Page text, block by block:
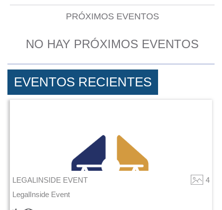
PRÓXIMOS EVENTOS
NO HAY PRÓXIMOS EVENTOS
EVENTOS RECIENTES
LEGALINSIDE EVENT
4
LegalInside Event